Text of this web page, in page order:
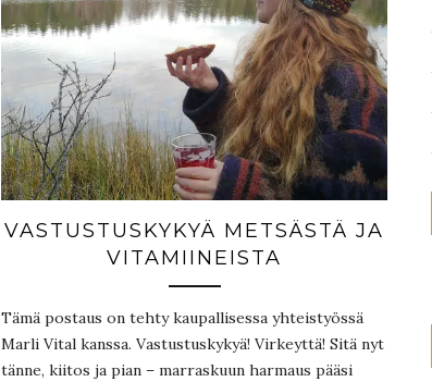
VASTUSTUSKYKYÄ METSÄSTÄ JA
VITAMIINEISTA
Tämä postaus on tehty kaupallisessa yhteistyössä
Marli Vital kanssa. Vastustuskykyä! Virkeyttä! Sitä nyt
tänne, kiitos ja pian – marraskuun harmaus pääsi